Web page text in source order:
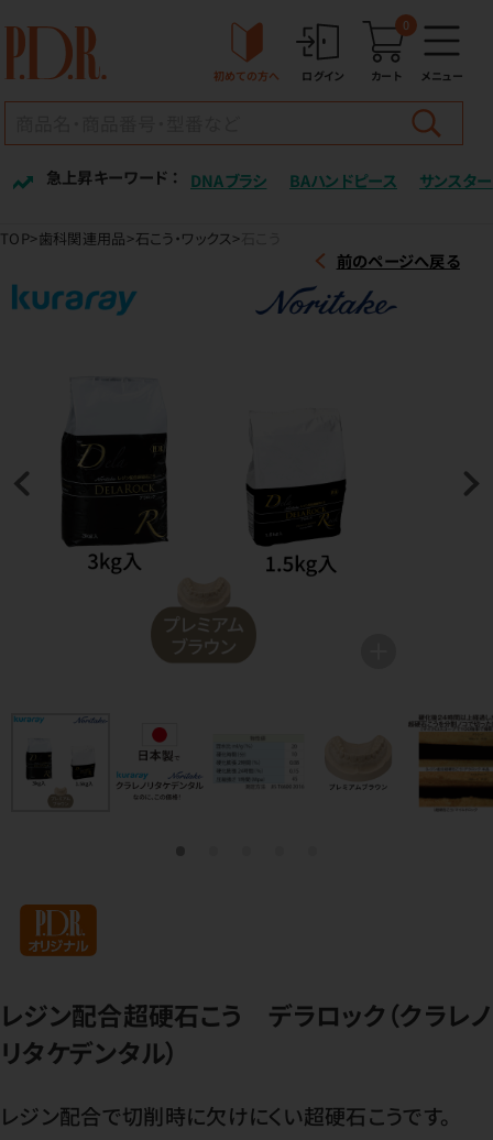
初めての方へ ログイン カート
0
メニュー
急上昇キーワード ： DNAブラシ BAハンドピース サンスター
TOP 歯科関連用品 石こう・ワックス
前のページへ戻る
レジン配合超硬石こう デラロック（クラレノ
リタケデンタル）
レジン配合で切削時に欠けにくい超硬石こうです。